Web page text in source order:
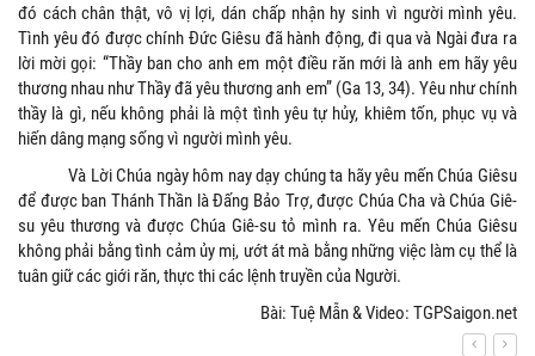
đó cách chân thật, vô vị lợi, dán chấp nhận hy sinh vì người mình yêu.
Tình yêu đó được chính Đức Giêsu đã hành động, đi qua và Ngài đưa ra
lời mời gọi: “Thầy ban cho anh em một điều răn mới là anh em hãy yêu
thương nhau như Thầy đã yêu thương anh em” (Ga 13, 34). Yêu như chính
thầy là gì, nếu không phải là một tình yêu tự hủy, khiêm tốn, phục vụ và
hiến dâng mạng sống vì người mình yêu.
Và Lời Chúa ngày hôm nay dạy chúng ta hãy yêu mến Chúa Giêsu
để được ban Thánh Thần là Đấng Bảo Trợ, được Chúa Cha và Chúa Giê-
su yêu thương và được Chúa Giê-su tỏ mình ra. Yêu mến Chúa Giêsu
không phải bằng tình cảm ủy mị, ướt át mà bằng những việc làm cụ thể là
tuân giữ các giới răn, thực thi các lệnh truyền của Người.
Bài: Tuệ Mẫn & Video: TGPSaigon.net